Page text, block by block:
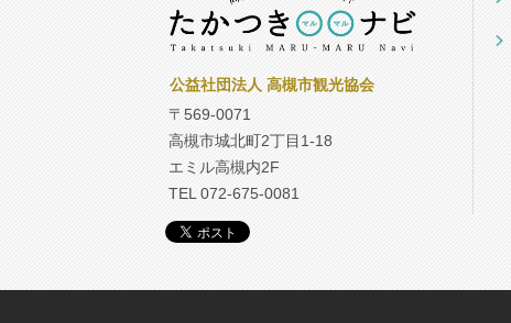
公益社団法人 高槻市観光協会
〒569-0071
高槻市城北町2丁目1-18
エミル高槻内2F
TEL 072-675-0081